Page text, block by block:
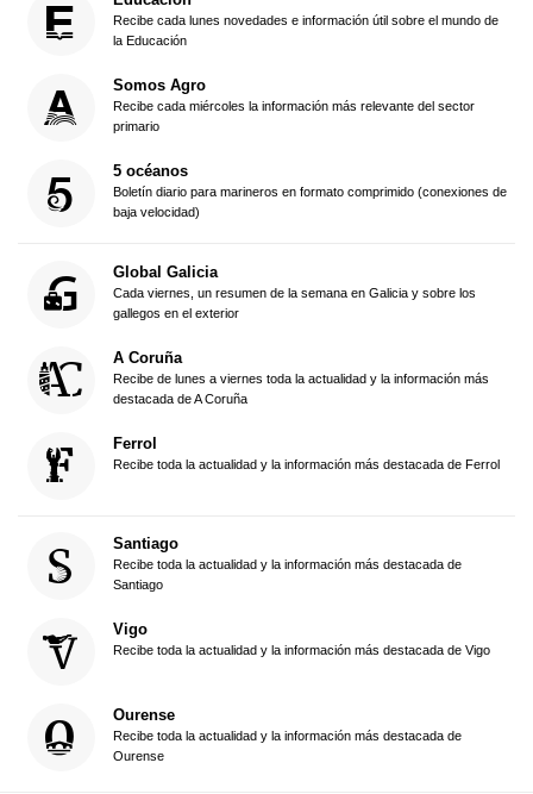
Recibe cada lunes novedades e información útil sobre el mundo de
la Educación
Somos Agro
Recibe cada miércoles la información más relevante del sector
primario
5 océanos
Boletín diario para marineros en formato comprimido (conexiones de
baja velocidad)
Global Galicia
Cada viernes, un resumen de la semana en Galicia y sobre los
gallegos en el exterior
A Coruña
Recibe de lunes a viernes toda la actualidad y la información más
destacada de A Coruña
Ferrol
Recibe toda la actualidad y la información más destacada de Ferrol
Santiago
Recibe toda la actualidad y la información más destacada de
Santiago
Vigo
Recibe toda la actualidad y la información más destacada de Vigo
Ourense
Recibe toda la actualidad y la información más destacada de
Ourense